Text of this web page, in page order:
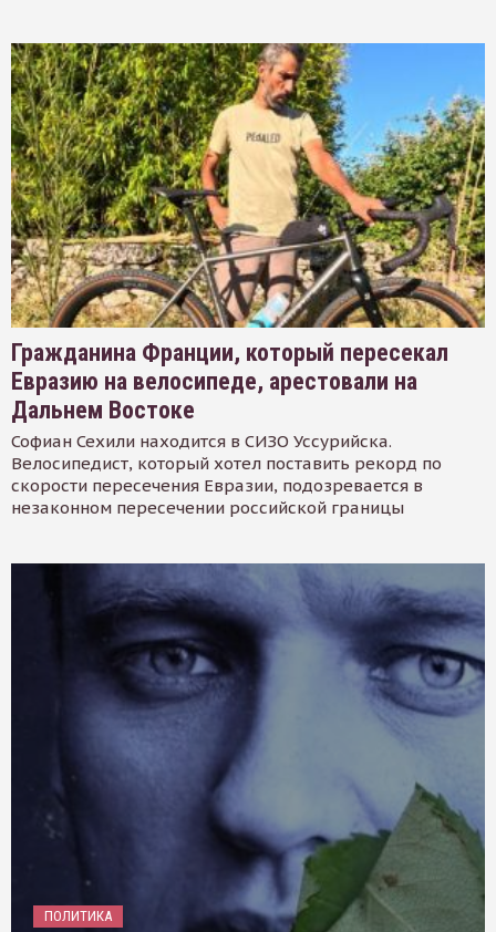
Гражданина Франции, который пересекал
Евразию на велосипеде, арестовали на
Дальнем Востоке
Софиан Сехили находится в СИЗО Уссурийска.
Велосипедист, который хотел поставить рекорд по
скорости пересечения Евразии, подозревается в
незаконном пересечении российской границы
ПОЛИТИКА